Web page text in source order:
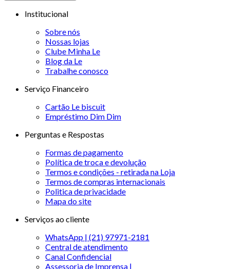
Institucional
Sobre nós
Nossas lojas
Clube Minha Le
Blog da Le
Trabalhe conosco
Serviço Financeiro
Cartão Le biscuit
Empréstimo Dim Dim
Perguntas e Respostas
Formas de pagamento
Política de troca e devolução
Termos e condições - retirada na Loja
Termos de compras internacionais
Politica de privacidade
Mapa do site
Serviços ao cliente
WhatsApp | (21) 97971-2181
Central de atendimento
Canal Confidencial
Assessoria de Imprensa |